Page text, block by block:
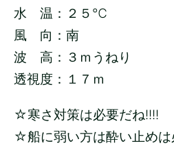
水 温：２５ ℃
風 向：南
波 高：３ ｍうねり
透視度：１７ｍ
☆寒さ対策は必要だね!!!!
☆船に弱い方は酔い止めは